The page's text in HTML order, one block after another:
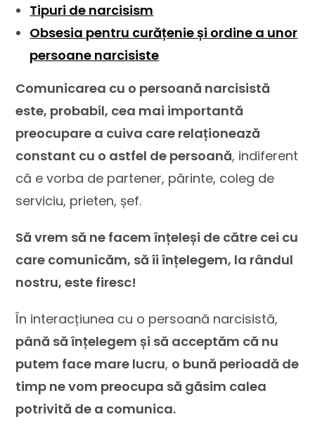
Tipuri de narcisism
Obsesia pentru curățenie și ordine a unor
persoane narcisiste
Comunicarea cu o persoană narcisistă
este, probabil, cea mai importantă
preocupare a cuiva care relaționează
constant cu o astfel de persoană, indiferent
că e vorba de partener, părinte, coleg de
serviciu, prieten, șef.
Să vrem să ne facem înțeleși de către cei cu
care comunicăm, să îi înțelegem, la rândul
nostru, este firesc!
În interacțiunea cu o persoană narcisistă,
până să înțelegem și să acceptăm că nu
putem face mare lucru, o bună perioadă de
timp ne vom preocupa să găsim calea
potrivită de a comunica.